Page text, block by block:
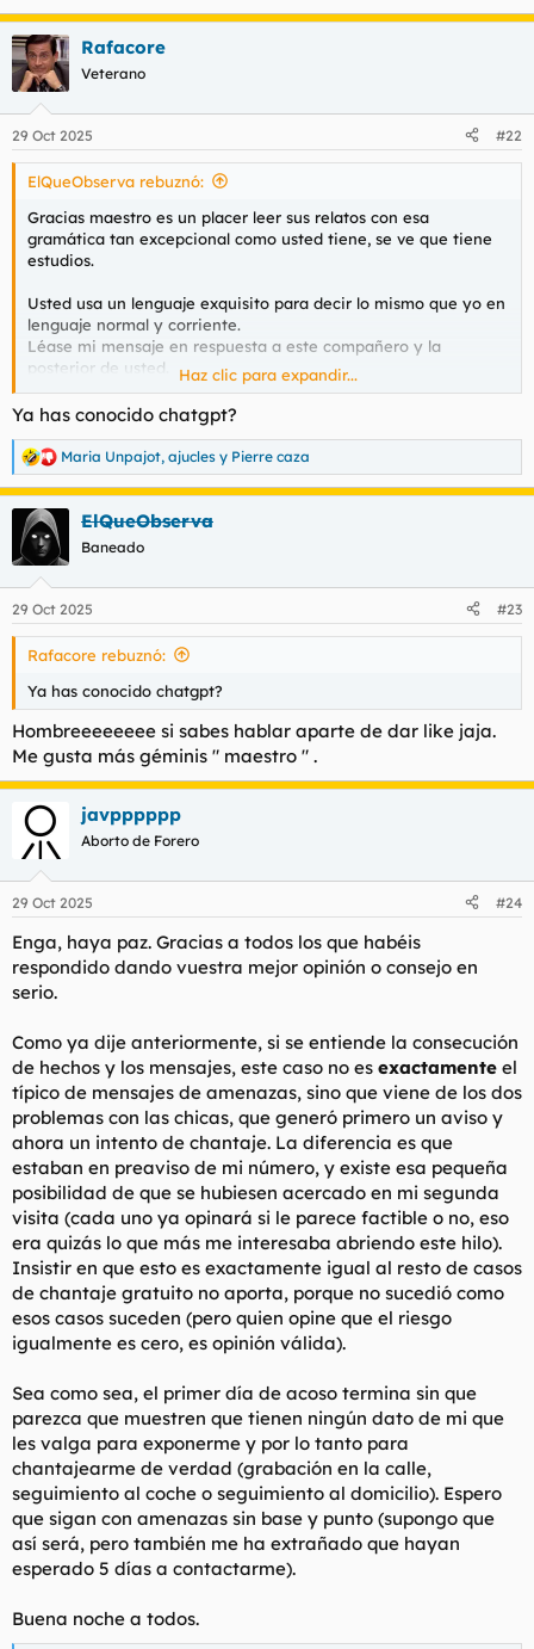
maestros como usted.
Igual tenemos aquí al premio Cervantes 2026
Rafacore
Veterano
29 Oct 2025 #22
ElQueObserva rebuznó:
Gracias maestro es un placer leer sus relatos con esa
gramática tan excepcional como usted tiene, se ve que tiene
estudios.
Usted usa un lenguaje exquisito para decir lo mismo que yo en
lenguaje normal y corriente.
Léase mi mensaje en respuesta a este compañero y la
posterior de usted.
Por cierto se ha dado usted por aludido en lo del anormal y
imbecil ? Esto también es en lenguaje normal y de calle, no de
maestros como usted.
Igual tenemos aquí al premio Cervantes 2026
Haz clic para expandir...
Ya has conocido chatgpt?
R
e
a
c
c
i
e
s
Maria Unpajot, ajucles y Pierre caza
ElQueObserva
Baneado
29 Oct 2025 #23
Rafacore rebuznó:
Ya has conocido chatgpt?
Hombreeeeeeee si sabes hablar aparte de dar like jaja.
Me gusta más géminis " maestro " .
javpppppp
Aborto de Forero
29 Oct 2025 #24
Enga, haya paz. Gracias a todos los que habéis
respondido dando vuestra mejor opinión o consejo en
serio.
Como ya dije anteriormente, si se entiende la consecución
de hechos y los mensajes, este caso no es exactamente el
típico de mensajes de amenazas, sino que viene de los dos
problemas con las chicas, que generó primero un aviso y
ahora un intento de chantaje. La diferencia es que
estaban en preaviso de mi número, y existe esa pequeña
posibilidad de que se hubiesen acercado en mi segunda
visita (cada uno ya opinará si le parece factible o no, eso
era quizás lo que más me interesaba abriendo este hilo).
Insistir en que esto es exactamente igual al resto de casos
de chantaje gratuito no aporta, porque no sucedió como
esos casos suceden (pero quien opine que el riesgo
igualmente es cero, es opinión válida).
Sea como sea, el primer día de acoso termina sin que
parezca que muestren que tienen ningún dato de mi que
les valga para exponerme y por lo tanto para
chantajearme de verdad (grabación en la calle,
seguimiento al coche o seguimiento al domicilio). Espero
que sigan con amenazas sin base y punto (supongo que
así será, pero también me ha extrañado que hayan
esperado 5 días a contactarme).
Buena noche a todos.